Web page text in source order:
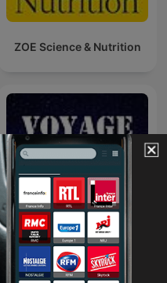
ZOE Science & Nutrition
Voyage dans l'espace